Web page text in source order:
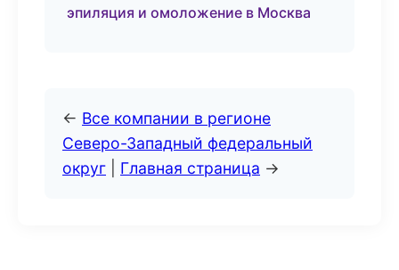
эпиляция и омоложение в Москва
← Все компании в регионе
Северо-Западный федеральный
округ
Главная страница →